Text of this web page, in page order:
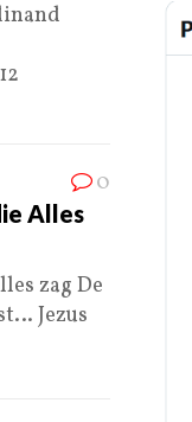
0
Alles
zag De
Jezus